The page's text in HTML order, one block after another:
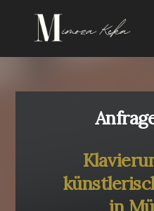
content